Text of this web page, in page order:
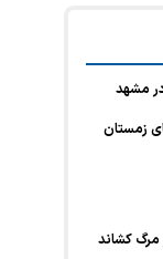
مشهد
زمستان
مرگ کشاند